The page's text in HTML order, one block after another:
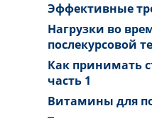
Эффективные
Нагрузки во
послекурсовой
Как принимать
часть 1
Витамины для